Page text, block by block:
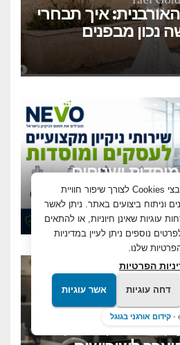
איך תבחרי
נכון מבפנים
ושטחים
עסקים מחפשים
מקצועיים
למשרד: למה כל
אנו משתמשים בקובצי Cookies לצורך שיפור חוויית
ביצועים באתר. ניתן לאשר
עוגיות שאינן חיוניות, או להתאים
נוספים ניתן לעיין במדיניות
שלנו.
הפרטיות
דחה עוגיות אשר עוגיות
קידום אורגני בגוגל